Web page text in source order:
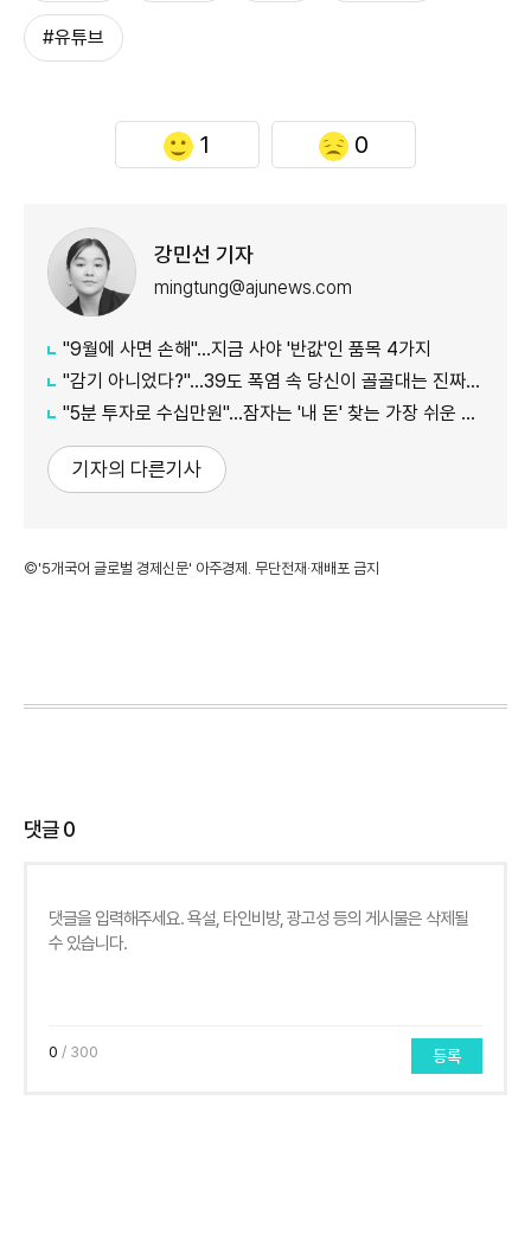
#유튜브
1 0
강민선 기자
mingtung@ajunews.com
"9월에 사면 손해"…지금 사야 '반값'인 품목 4가지
"감기 아니었다?"…39도 폭염 속 당신이 골골대는 진짜 이유
"5분 투자로 수십만원"…잠자는 '내 돈' 찾는 가장 쉬운 방법
기자의 다른기사
©'5개국어 글로벌 경제신문' 아주경제. 무단전재·재배포 금지
댓글0
0 / 300 등록